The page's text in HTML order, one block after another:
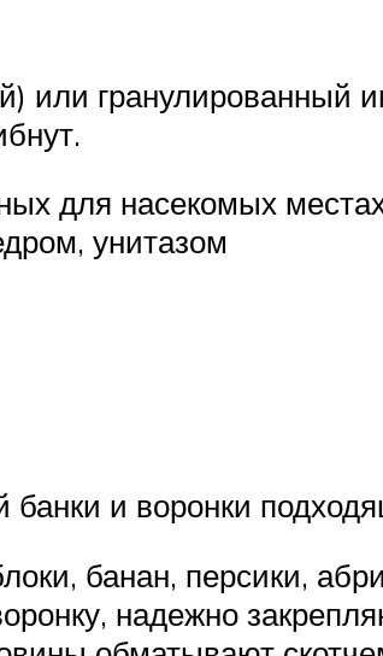
или гранулированный
для насекомых
унитазом
и воронки
банан, персики,
надежно